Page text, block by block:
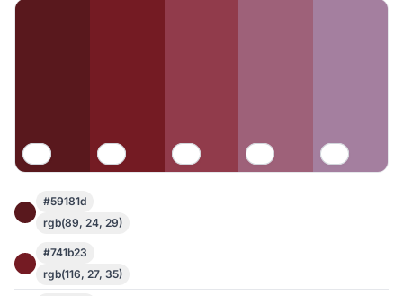
#59181d
rgb(89, 24, 29)
#741b23
rgb(116, 27, 35)